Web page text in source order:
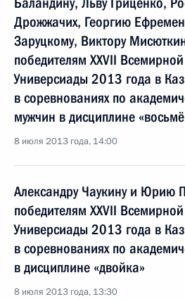
Дрожжачих, Георгию
Заруцкому, Виктору
победителям XXVII
Универсиады 2013 года в
в соревнованиях по
мужчин в дисциплине
8 июля 2013 года, 14:00
Александру Чаукину и Юрию
победителям XXVII
Универсиады 2013 года в
в соревнованиях по
в дисциплине «двойка»
8 июля 2013 года, 13:30